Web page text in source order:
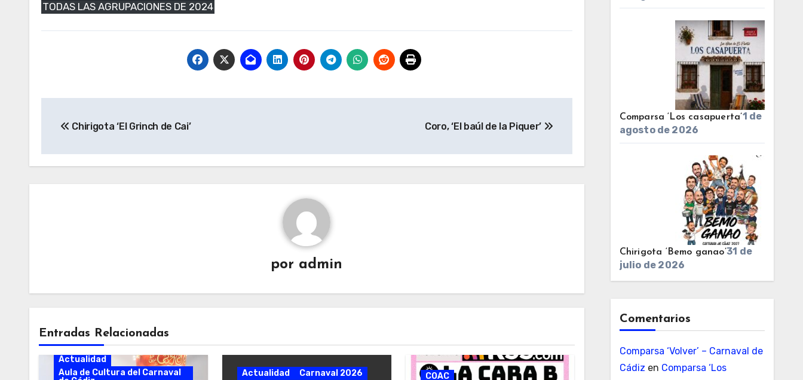
TODAS LAS AGRUPACIONES DE 2024
de
entradas
Chirigota ‘El Grinch de Cai’ Coro, ‘El baúl de la Piquer’
por admin
Entradas Relacionadas
Actualidad
Aula de Cultura del Carnaval
Actualidad
Carnaval 2026
COAC
Comparsa ‘Los casapuerta’1 de
agosto de 2026
Chirigota ‘Bemo ganao’31 de
julio de 2026
Comentarios
Comparsa ‘Volver’ – Carnaval de
Cádiz en Comparsa ‘Los